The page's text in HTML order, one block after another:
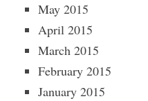
May 2015
April 2015
March 2015
February 2015
January 2015